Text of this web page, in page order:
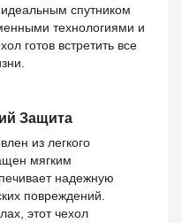
спутником
технологиями и
готов встретить все
Защита
из легкого
мягким
надежную
повреждений.
этот чехол